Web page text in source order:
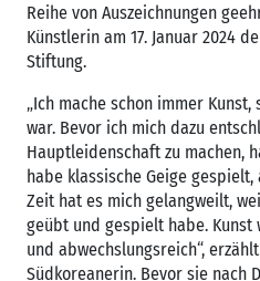
Reihe von Auszeichnungen
Künstlerin am 17. Januar 2024
Stiftung.
„Ich mache schon immer
war. Bevor ich mich dazu
Hauptleidenschaft zu machen,
habe klassische Geige
Zeit hat es mich gelangweilt,
geübt und gespielt habe.
und abwechslungsreich“,
Südkoreanerin. Bevor sie nach